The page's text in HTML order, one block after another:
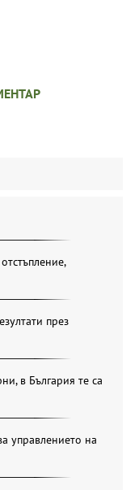
през
в България те са
управлението на